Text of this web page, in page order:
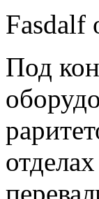
Fasdalf
Под